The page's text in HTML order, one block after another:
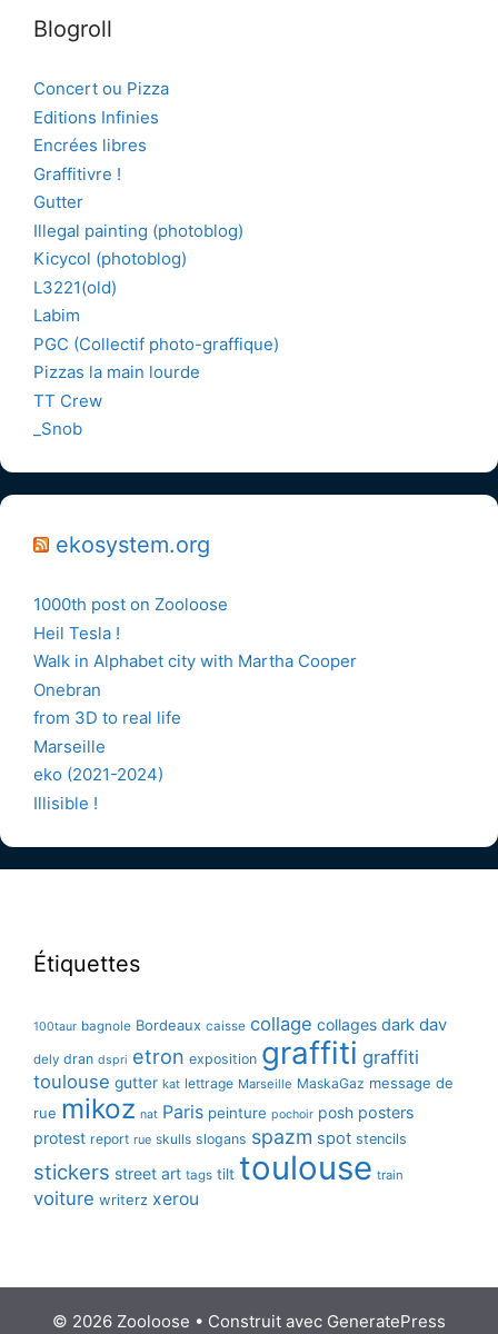
Blogroll
Concert ou Pizza
Editions Infinies
Encrées libres
Graffitivre !
Gutter
Illegal painting (photoblog)
Kicycol (photoblog)
L3221(old)
Labim
PGC (Collectif photo-graffique)
Pizzas la main lourde
TT Crew
_Snob
ekosystem.org
1000th post on Zooloose
Heil Tesla !
Walk in Alphabet city with Martha Cooper
Onebran
from 3D to real life
Marseille
eko (2021-2024)
Illisible !
Étiquettes
100taur bagnole Bordeaux caisse collage collages dark dav
dely dran dspri etron exposition graffiti graffiti
toulouse gutter kat lettrage Marseille MaskaGaz message de
rue mikoz nat Paris peinture pochoir posh posters
protest report rue skulls slogans spazm spot stencils
stickers street art tags tilt toulouse train
voiture writerz xerou
© 2026 Zooloose • Construit avec GeneratePress